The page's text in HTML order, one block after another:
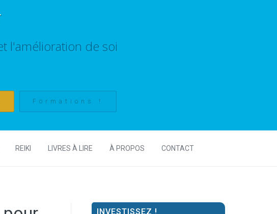
l'amélioration de soi
Formations !
REIKI LIVRES À LIRE À PROPOS CONTACT
INVESTISSEZ !